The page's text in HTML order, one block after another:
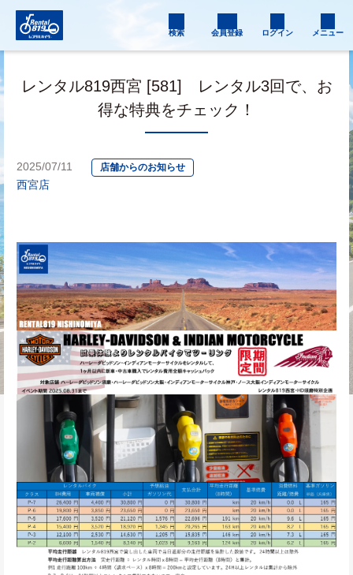
検索 会員登録 ログイン メニュー
レンタル819西宮 [581] レンタル3回で、お
得な特典をチェック！
2025/07/11 店舗からのお知らせ
西宮店